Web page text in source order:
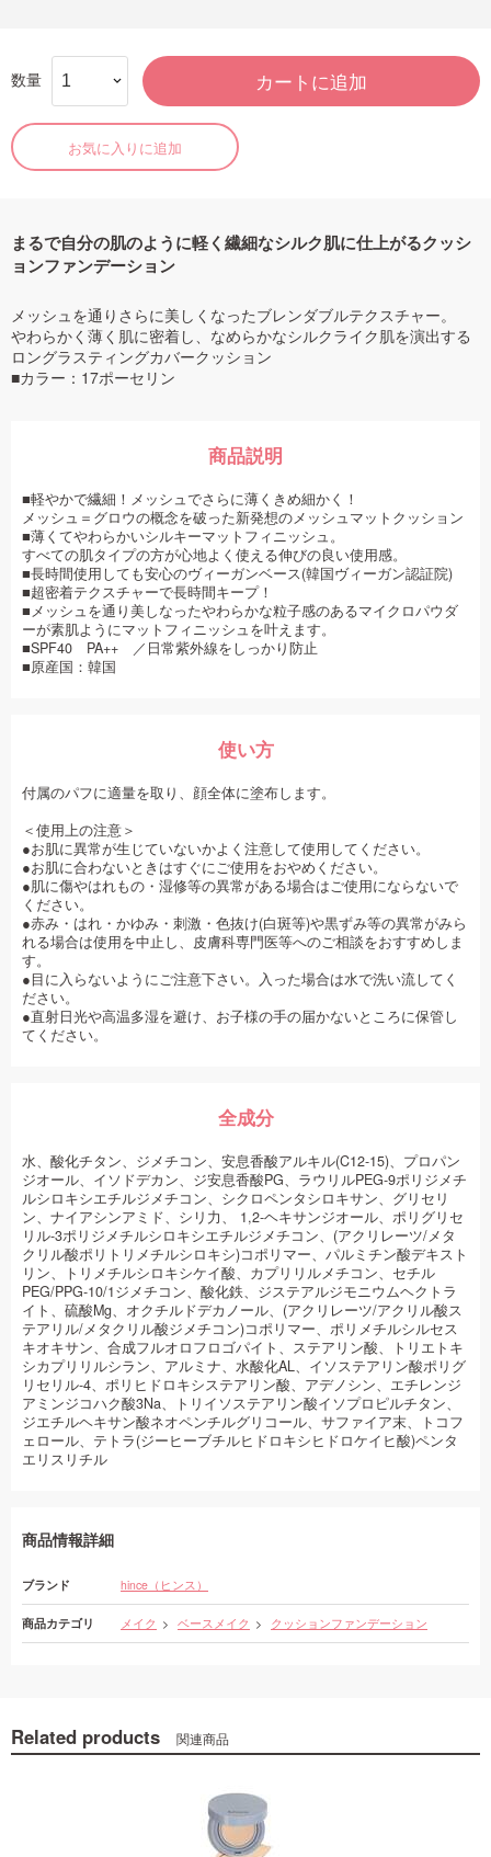
数量 カートに追加
お気に入りに追加
まるで自分の肌のように軽く繊細なシルク肌に仕上がるクッシ
ョンファンデーション
メッシュを通りさらに美しくなったブレンダブルテクスチャー。
やわらかく薄く肌に密着し、なめらかなシルクライク肌を演出する
ロングラスティングカバークッション
■カラー：17ポーセリン
商品説明
■軽やかで繊細！メッシュでさらに薄くきめ細かく！
メッシュ＝グロウの概念を破った新発想のメッシュマットクッション
■薄くてやわらかいシルキーマットフィニッシュ。
すべての肌タイプの方が心地よく使える伸びの良い使用感。
■長時間使用しても安心のヴィーガンベース(韓国ヴィーガン認証院)
■超密着テクスチャーで長時間キープ！
■メッシュを通り美しなったやわらかな粒子感のあるマイクロパウダ
ーが素肌ようにマットフィニッシュを叶えます。
■SPF40 PA++ ／日常紫外線をしっかり防止
■原産国：韓国
使い方
付属のパフに適量を取り、顔全体に塗布します。
＜使用上の注意＞
●お肌に異常が生じていないかよく注意して使用してください。
●お肌に合わないときはすぐにご使用をおやめください。
●肌に傷やはれもの・湿修等の異常がある場合はご使用にならないで
ください。
●赤み・はれ・かゆみ・刺激・色抜け(白斑等)や黒ずみ等の異常がみら
れる場合は使用を中止し、皮膚科専門医等へのご相談をおすすめしま
す。
●目に入らないようにご注意下さい。入った場合は水で洗い流してく
ださい。
●直射日光や高温多湿を避け、お子様の手の届かないところに保管し
てください。
全成分
水、酸化チタン、ジメチコン、安息香酸アルキル(C12-15)、プロパン
ジオール、イソドデカン、ジ安息香酸PG、ラウリルPEG-9ポリジメチ
ルシロキシエチルジメチコン、シクロペンタシロキサン、グリセリ
ン、ナイアシンアミド、シリ力、 1,2-ヘキサンジオール、ポリグリセ
リル-3ポリジメチルシロキシエチルジメチコン、(アクリレーツ/メタ
クリル酸ポリトリメチルシロキシ)コポリマー、パルミチン酸デキスト
リン、トリメチルシロキシケイ酸、カプリリルメチコン、セチル
PEG/PPG-10/1ジメチコン、酸化鉄、ジステアルジモニウムヘクトラ
イト、硫酸Mg、オクチルドデカノール、(アクリレーツ/アクリル酸ス
テアリル/メタクリル酸ジメチコン)コポリマー、ポリメチルシルセス
キオキサン、合成フルオロフロゴパイト、ステアリン酸、トリエトキ
シカプリリルシラン、アルミナ、水酸化AL、イソステアリン酸ポリグ
リセリル-4、ポリヒドロキシステアリン酸、アデノシン、エチレンジ
アミンジコハク酸3Na、トリイソステアリン酸イソプロピルチタン、
ジエチルヘキサン酸ネオペンチルグリコール、サファイア末、トコフ
ェロール、テトラ(ジーヒーブチルヒドロキシヒドロケイヒ酸)ペンタ
エリスリチル
商品情報詳細
ブランド hince（ヒンス）
商品カテゴリ メイク ベースメイク クッションファンデーション
Related products 関連商品